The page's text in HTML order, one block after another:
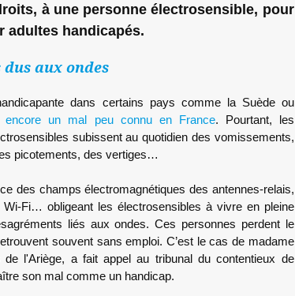
à une personne électrosensible, pour
adultes handicapés.
aux ondes
dans certains pays comme la Suède ou
encore un mal peu connu en France. Pourtant, les
subissent au quotidien des vomissements,
picotements, des vertiges…
des champs électromagnétiques des antennes-relais,
Fi… obligeant les électrosensibles à vivre en pleine
liés aux ondes. Ces personnes perdent le
souvent sans emploi. C’est le cas de madame
l'Ariège, a fait appel au tribunal du contentieux de
son mal comme un handicap.